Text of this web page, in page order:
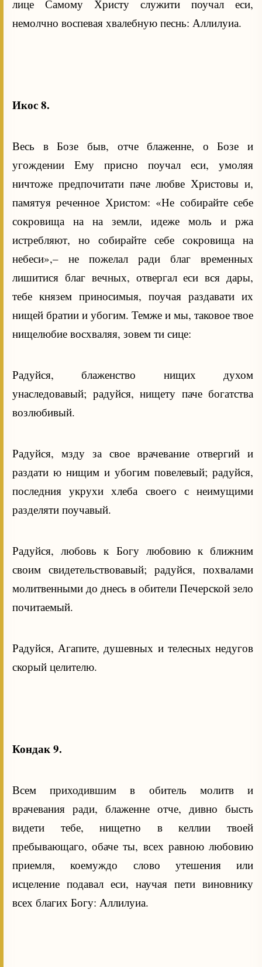
лице Самому Христу служити поучал еси,
немолчно воспевая хвалебную песнь: Аллилуиа.
Икос 8.
Весь в Бозе быв, отче блаженне, о Бозе и
угождении Ему присно поучал еси, умоляя
ничтоже предпочитати паче любве Христовы и,
памятуя реченное Христом: «Не собирайте себе
сокровища на на земли, идеже моль и ржа
истребляют, но собирайте себе сокровища на
небеси»,– не пожелал ради благ временных
лишитися благ вечных, отвергал еси вся дары,
тебе князем приносимыя, поучая раздавати их
нищей братии и убогим. Темже и мы, таковое твое
нищелюбие восхваляя, зовем ти сице:
Радуйся, блаженство нищих духом
унаследовавый; радуйся, нищету паче богатства
возлюбивый.
Радуйся, мзду за свое врачевание отвергий и
раздати ю нищим и убогим повелевый; радуйся,
последния укрухи хлеба своего с неимущими
разделяти поучавый.
Радуйся, любовь к Богу любовию к ближним
своим свидетельствовавый; радуйся, похвалами
молитвенными до днесь в обители Печерской зело
почитаемый.
Радуйся, Агапите, душевных и телесных недугов
скорый целителю.
Кондак 9.
Всем приходившим в обитель молитв и
врачевания ради, блаженне отче, дивно бысть
видети тебе, нищетно в келлии твоей
пребывающаго, обаче ты, всех равною любовию
приемля, коемуждо слово утешения или
исцеление подавал еси, научая пети виновнику
всех благих Богу: Аллилуиа.